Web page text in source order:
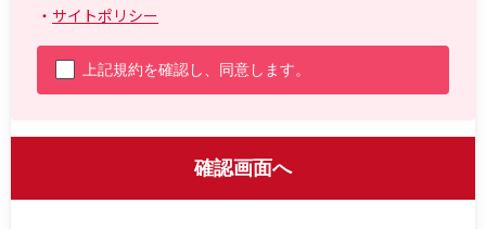
・ サイトポリシー
上記規約を確認し、同意します。
確認画面へ